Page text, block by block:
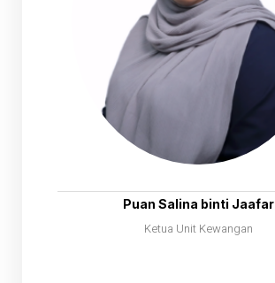
Puan Salina binti Jaafar
Ketua Unit Kewangan